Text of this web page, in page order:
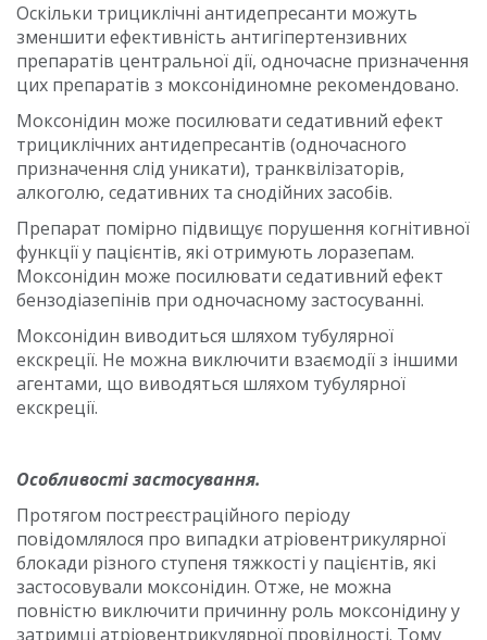
Оскільки трициклічні антидепресанти можуть
зменшити ефективність антигіпертензивних
препаратів центральної дії, одночасне призначення
цих препаратів з моксонідиномне рекомендовано.
Моксонідин може посилювати седативний ефект
трициклічних антидепресантів (одночасного
призначення слід уникати), транквілізаторів,
алкоголю, седативних та снодійних засобів.
Препарат помірно підвищує порушення когнітивної
функції у пацієнтів, які отримують лоразепам.
Моксонідин може посилювати седативний ефект
бензодіазепінів при одночасному застосуванні.
Моксонідин виводиться шляхом тубулярної
екскреції. Не можна виключити взаємодії з іншими
агентами, що виводяться шляхом тубулярної
екскреції.
Особливості застосування.
Протягом постреєстраційного періоду
повідомлялося про випадки атріовентрикулярної
блокади різного ступеня тяжкості у пацієнтів, які
застосовували моксонідин. Отже, не можна
повністю виключити причинну роль моксонідину у
затримці атріовентрикулярної провідності. Тому